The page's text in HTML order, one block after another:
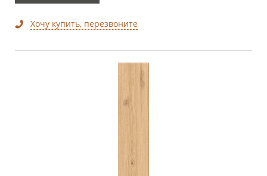
Хочу купить, перезвоните